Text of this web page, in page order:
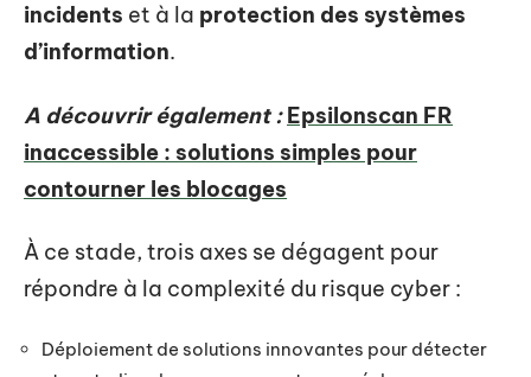
incidents et à la protection des systèmes
d’information.
A découvrir également : Epsilonscan FR
inaccessible : solutions simples pour
contourner les blocages
À ce stade, trois axes se dégagent pour
répondre à la complexité du risque cyber :
Déploiement de solutions innovantes pour détecter